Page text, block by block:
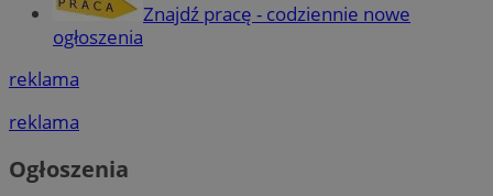
Znajdź pracę - codziennie nowe
ogłoszenia
reklama
reklama
Ogłoszenia